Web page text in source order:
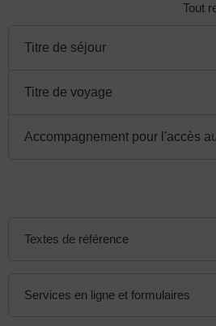
Tout
Titre de séjour
Titre de voyage
Accompagnement pour l'accès
Textes de référence
Services en ligne et formulaires